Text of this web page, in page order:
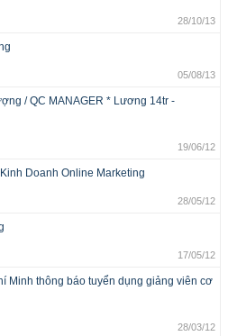
28/10/13
05/08/13
/ QC MANAGER * Lương 14tr -
19/06/12
Doanh Online Marketing
28/05/12
17/05/12
Minh thông báo tuyển dụng giảng viên cơ
28/03/12